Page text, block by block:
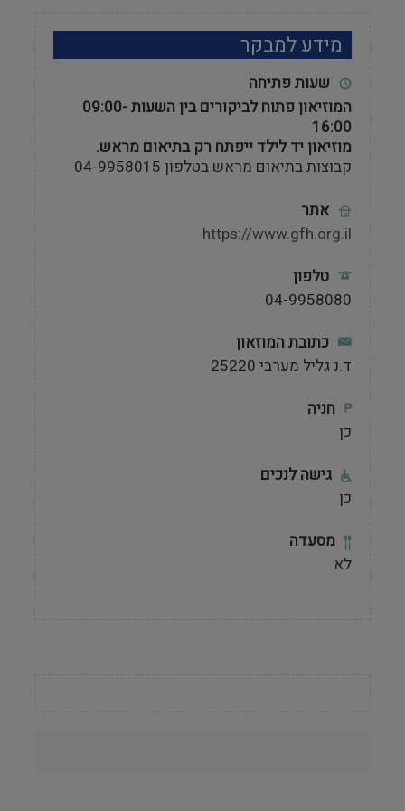
מידע למבקר
שעות פתיחה
המוזיאון פתוח לביקורים בין השעות 09:00-
16:00
מוזיאון יד לילד ייפתח רק בתיאום מראש.
קבוצות בתיאום מראש בטלפון 04-9958015
אתר
https://www.gfh.org.il
טלפון
04-9958080
כתובת המוזאון
ד.נ גליל מערבי 25220
חניה
כן
גישה לנכים
כן
מסעדה
לא